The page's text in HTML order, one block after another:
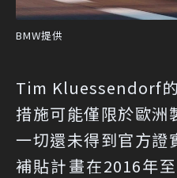
BMW提供
Tim Kluessendorf
措施可能僅限於歐洲
一切還未得到官方證
補貼計畫在2016年